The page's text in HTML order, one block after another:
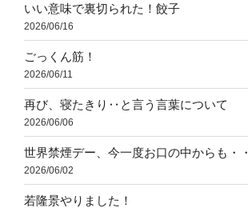
いい意味で裏切られた！餃子
2026/06/16
ごっくん筋！
2026/06/11
再び、寝たきり‥と言う言葉について
2026/06/06
世界禁煙デー、今一度お口の中からも・・
2026/06/02
若隆景やりました！